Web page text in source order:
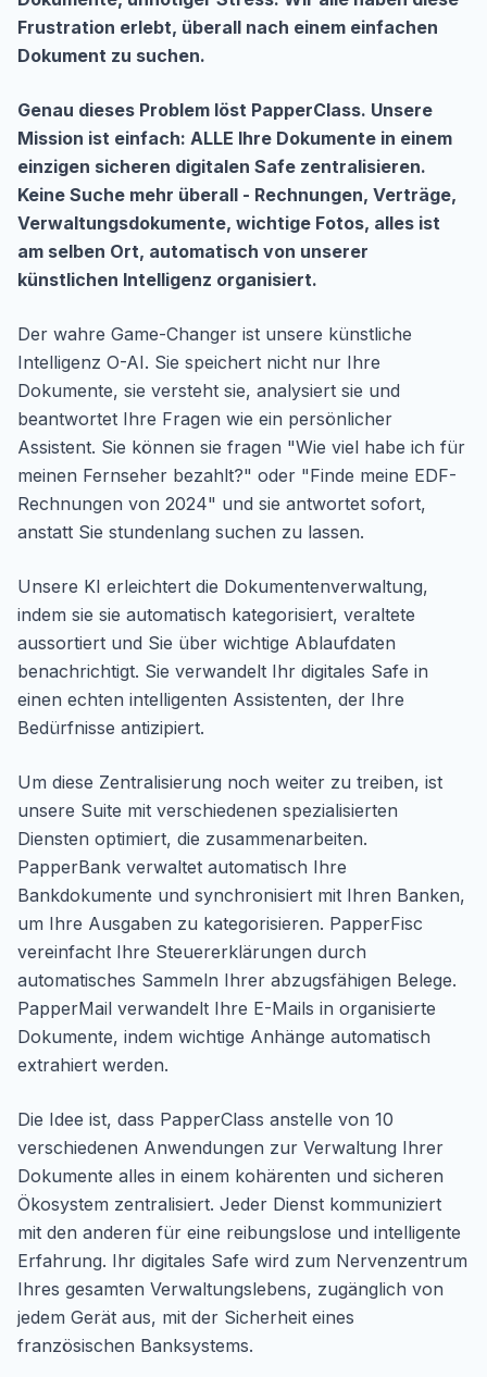
Frustration erlebt, überall nach einem einfachen
Dokument zu suchen.
Genau dieses Problem löst PapperClass. Unsere
Mission ist einfach: ALLE Ihre Dokumente in einem
einzigen sicheren digitalen Safe zentralisieren.
Keine Suche mehr überall - Rechnungen, Verträge,
Verwaltungsdokumente, wichtige Fotos, alles ist
am selben Ort, automatisch von unserer
künstlichen Intelligenz organisiert.
Der wahre Game-Changer ist unsere künstliche
Intelligenz O-AI. Sie speichert nicht nur Ihre
Dokumente, sie versteht sie, analysiert sie und
beantwortet Ihre Fragen wie ein persönlicher
Assistent. Sie können sie fragen "Wie viel habe ich für
meinen Fernseher bezahlt?" oder "Finde meine EDF-
Rechnungen von 2024" und sie antwortet sofort,
anstatt Sie stundenlang suchen zu lassen.
Unsere KI erleichtert die Dokumentenverwaltung,
indem sie sie automatisch kategorisiert, veraltete
aussortiert und Sie über wichtige Ablaufdaten
benachrichtigt. Sie verwandelt Ihr digitales Safe in
einen echten intelligenten Assistenten, der Ihre
Bedürfnisse antizipiert.
Um diese Zentralisierung noch weiter zu treiben, ist
unsere Suite mit verschiedenen spezialisierten
Diensten optimiert, die zusammenarbeiten.
PapperBank verwaltet automatisch Ihre
Bankdokumente und synchronisiert mit Ihren Banken,
um Ihre Ausgaben zu kategorisieren. PapperFisc
vereinfacht Ihre Steuererklärungen durch
automatisches Sammeln Ihrer abzugsfähigen Belege.
PapperMail verwandelt Ihre E-Mails in organisierte
Dokumente, indem wichtige Anhänge automatisch
extrahiert werden.
Die Idee ist, dass PapperClass anstelle von 10
verschiedenen Anwendungen zur Verwaltung Ihrer
Dokumente alles in einem kohärenten und sicheren
Ökosystem zentralisiert. Jeder Dienst kommuniziert
mit den anderen für eine reibungslose und intelligente
Erfahrung. Ihr digitales Safe wird zum Nervenzentrum
Ihres gesamten Verwaltungslebens, zugänglich von
jedem Gerät aus, mit der Sicherheit eines
französischen Banksystems.